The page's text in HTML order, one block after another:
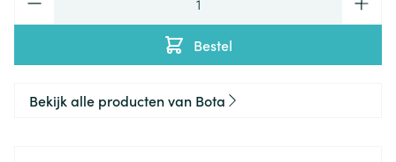
Bestel
Bekijk alle producten van Bota